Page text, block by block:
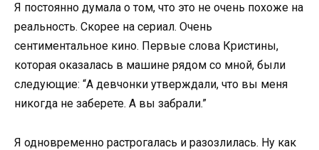
Я постоянно думала о том, что это не очень похоже на
реальность. Скорее на сериал. Очень
сентиментальное кино. Первые слова Кристины,
которая оказалась в машине рядом со мной, были
следующие: “А девчонки утверждали, что вы меня
никогда не заберете. А вы забрали.”
Я одновременно растрогалась и разозлилась. Ну как